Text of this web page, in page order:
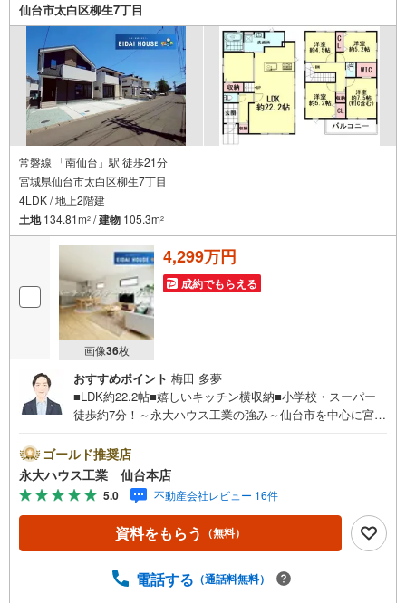
仙台市太白区柳生7丁目
常磐線 「南仙台」駅 徒歩21分
宮城県仙台市太白区柳生7丁目
4LDK / 地上2階建
土地134.81m2 /建物 105.3m2
画像36枚
4,299万円
成約でもらえる
おすすめポイント 梅田 多夢
■LDK約22.2帖■嬉しいキッチン横収納■小学校・スーパー
徒歩約7分！～永大ハウス工業の強み～仙台市を中心に宮城
つに分けてご紹介！1.＜豊富な不動産知識＞戸建・マンシ
ョン・土地...と種別を問わず不動産を取り扱っておりま
す。更に教育施設や商業施設、子育て環境や行政などの地
域情報を総合し、お客様により良い物件選びをして頂ける
よう、しっかりとサポートさせて頂きます。2.＜経験豊富
なスタッフ＞当社では【購入】【売却】【引っ越し】【リ
購入時に気になる住宅ローン各種税金についても、誠心誠
ゴールド推奨店
永大ハウス工業 仙台本店
5.0 不動産会社レビュー 16件
資料をもらう （無料）
電話する （通話料無料）